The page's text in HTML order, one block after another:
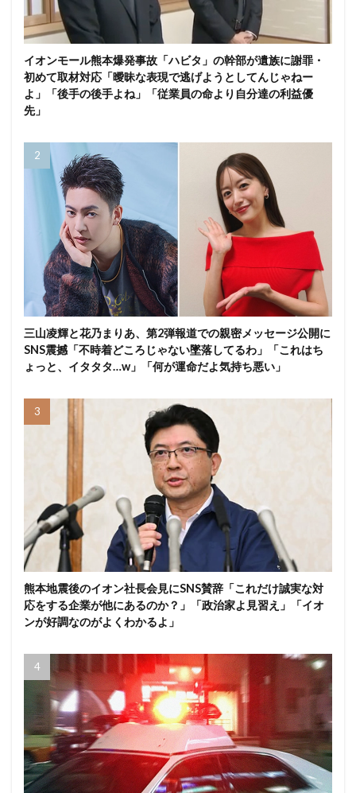
イオンモール熊本爆発事故「ハビタ」の幹部が遺族に謝罪・
初めて取材対応「曖昧な表現で逃げようとしてんじゃねー
よ」「後手の後手よね」「従業員の命より自分達の利益優
先」
三山凌輝と花乃まりあ、第2弾報道での親密メッセージ公開に
SNS震撼「不時着どころじゃない墜落してるわ」「これはち
ょっと、イタタタ…w」「何が運命だよ気持ち悪い」
熊本地震後のイオン社長会見にSNS賛辞「これだけ誠実な対
応をする企業が他にあるのか？」「政治家よ見習え」「イオ
ンが好調なのがよくわかるよ」